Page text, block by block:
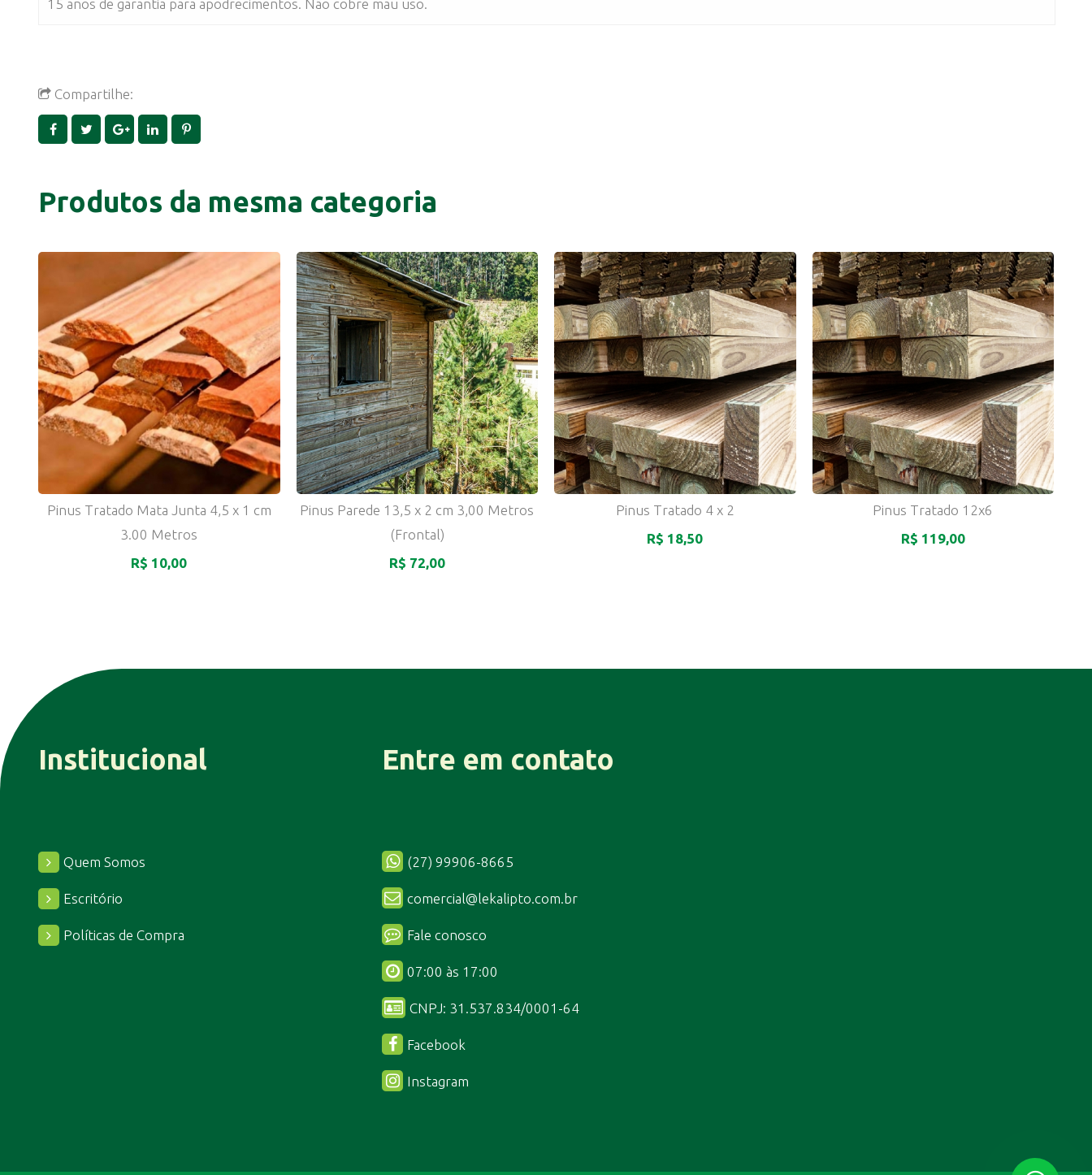
15 anos de garantia para apodrecimentos. Não cobre mau uso.
Compartilhe:
Produtos da mesma categoria
Pinus Tratado Mata Junta 4,5 x 1 cm
3.00 Metros
R$ 10,00
Pinus Parede 13,5 x 2 cm 3,00 Metros
(Frontal)
R$ 72,00
Pinus Tratado 4 x 2
R$ 18,50
Pinus Tratado 12x6
R$ 119,00
Institucional
Quem Somos
Escritório
Políticas de Compra
Entre em contato
(27) 99906-8665
comercial@lekalipto.com.br
Fale conosco
07:00 às 17:00
CNPJ: 31.537.834/0001-64
Facebook
Instagram